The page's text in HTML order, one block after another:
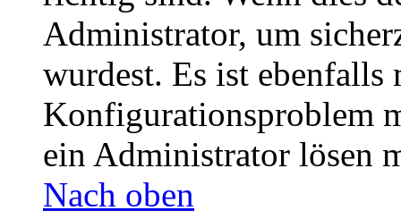
Administrator, um
wurdest. Es ist ebenfalls
Konfigurationsproblem
ein Administrator lösen
Nach oben